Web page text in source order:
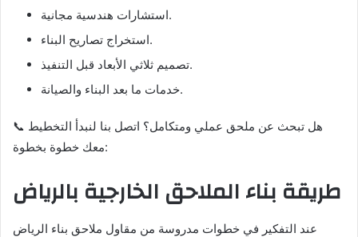
استشارات هندسية مجانية.
استخراج تصاريح البناء.
تصميم ثلاثي الأبعاد قبل التنفيذ.
خدمات ما بعد البناء والصيانة.
📞 هل تبحث عن ملحق عملي ومتكامل؟ اتصل بنا لنبدأ التخطيط
معك خطوة بخطوة:
طريقة بناء الملاحق الخارجية بالرياض
عند التفكير في خطوات مدروسة من مقاول ملاحق بناء الرياض